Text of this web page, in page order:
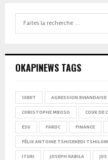
OKAPINEWS TAGS
1XBET AGRESSION RWANDAISE
CHRISTOPHE MBOSO COUR DE
ESU FARDC FINANCE
FÉLIX ANTOINE TSHISEKEDI
ITURI JOSEPH KABILA